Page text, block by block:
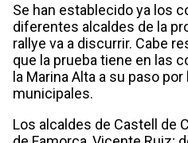
Se han establecido ya los
diferentes alcaldes de la
rallye va a discurrir. Cabe
que la prueba tiene en las
la Marina Alta a su paso
municipales.
Los alcaldes de Castell de